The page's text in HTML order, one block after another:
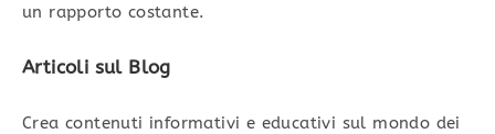
un rapporto costante.
Articoli sul Blog
Crea contenuti informativi e educativi sul mondo dei